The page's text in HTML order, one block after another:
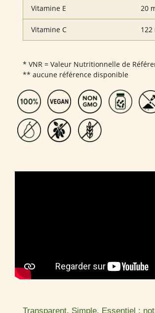
Vitamine E 20
Vitamine C 122
* VNR = Valeur Nutritionnelle de
** aucune référence disponible
Transparent. Simple. Essentiel :